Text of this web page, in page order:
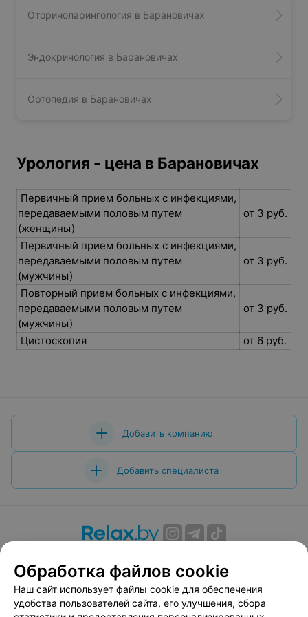
Оториноларингология в Барановичах
Эндокринология в Барановичах
Ортопедия в Барановичах
Урология - цена в Барановичах
Первичный прием больных с инфекциями,
передаваемыми половым путем
(женщины)
от 3 руб.
Первичный прием больных с инфекциями,
передаваемыми половым путем
(мужчины)
от 3 руб.
Повторный прием больных с инфекциями,
передаваемыми половым путем
(мужчины)
от 3 руб.
Цистоскопия от 6 руб.
Добавить компанию
Добавить специалиста
Вакансии
Публичный договор
Способы оплаты
Публичный договор по использованию сервиса
«Афиша»
Обработка файлов cookie
Наш сайт использует файлы cookie для обеспечения
удобства пользователей сайта, его улучшения, сбора